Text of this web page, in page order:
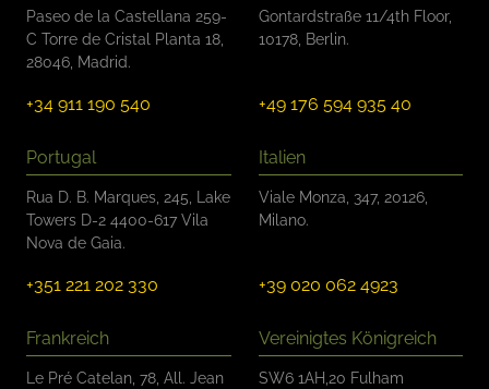
e
n
Paseo de la Castellana 259-
C Torre de Cristal Planta 18,
28046, Madrid.
+34 911 190 540
Gontardstraße 11/4th Floor,
10178, Berlin.
+49 176 594 935 40
Portugal
Rua D. B. Marques, 245, Lake
Towers D-2 4400-617 Vila
Nova de Gaia.
+351 221 202 330
Italien
Viale Monza, 347, 20126,
Milano.
+39 020 062 4923
Frankreich
Le Pré Catelan, 78, All. Jean
Vereinigtes Königreich
SW6 1AH,20 Fulham